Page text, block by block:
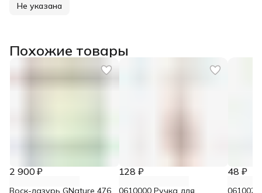
Не указана
Похожие товары
2 900 ₽
Воск-лазурь GNature 476
128 ₽
0610000 Ручка для
48 ₽